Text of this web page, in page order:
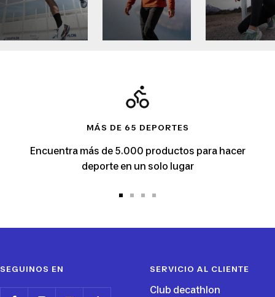
MÁS DE 65 DEPORTES
Encuentra más de 5.000 productos para hacer
deporte en un solo lugar
4
SEGUINOS EN SERVICIO AL CLIENTE
Club decathlon